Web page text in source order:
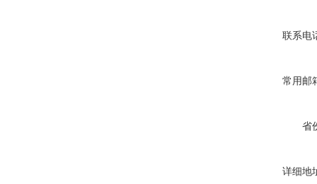
联系电
常用邮
省
详细地